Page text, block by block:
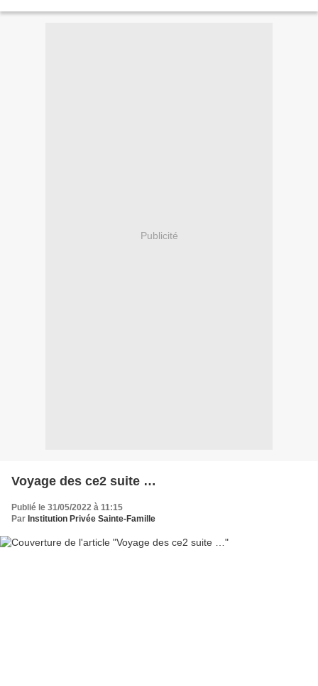
Publicité
Voyage des ce2 suite …
Publié le 31/05/2022 à 11:15
Par Institution Privée Sainte-Famille